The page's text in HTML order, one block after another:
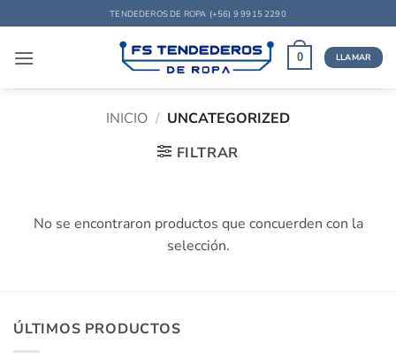
al
contenido
TENDEDEROS DE ROPA (+56) 9 9915 2290
0 LLAMAR
INICIO / UNCATEGORIZED
FILTRAR
No se encontraron productos que concuerden con la
selección.
ÚLTIMOS PRODUCTOS